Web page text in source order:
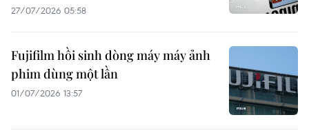
27/07/2026 05:58
Fujifilm hồi sinh dòng máy máy ảnh
phim dùng một lần
01/07/2026 13:57